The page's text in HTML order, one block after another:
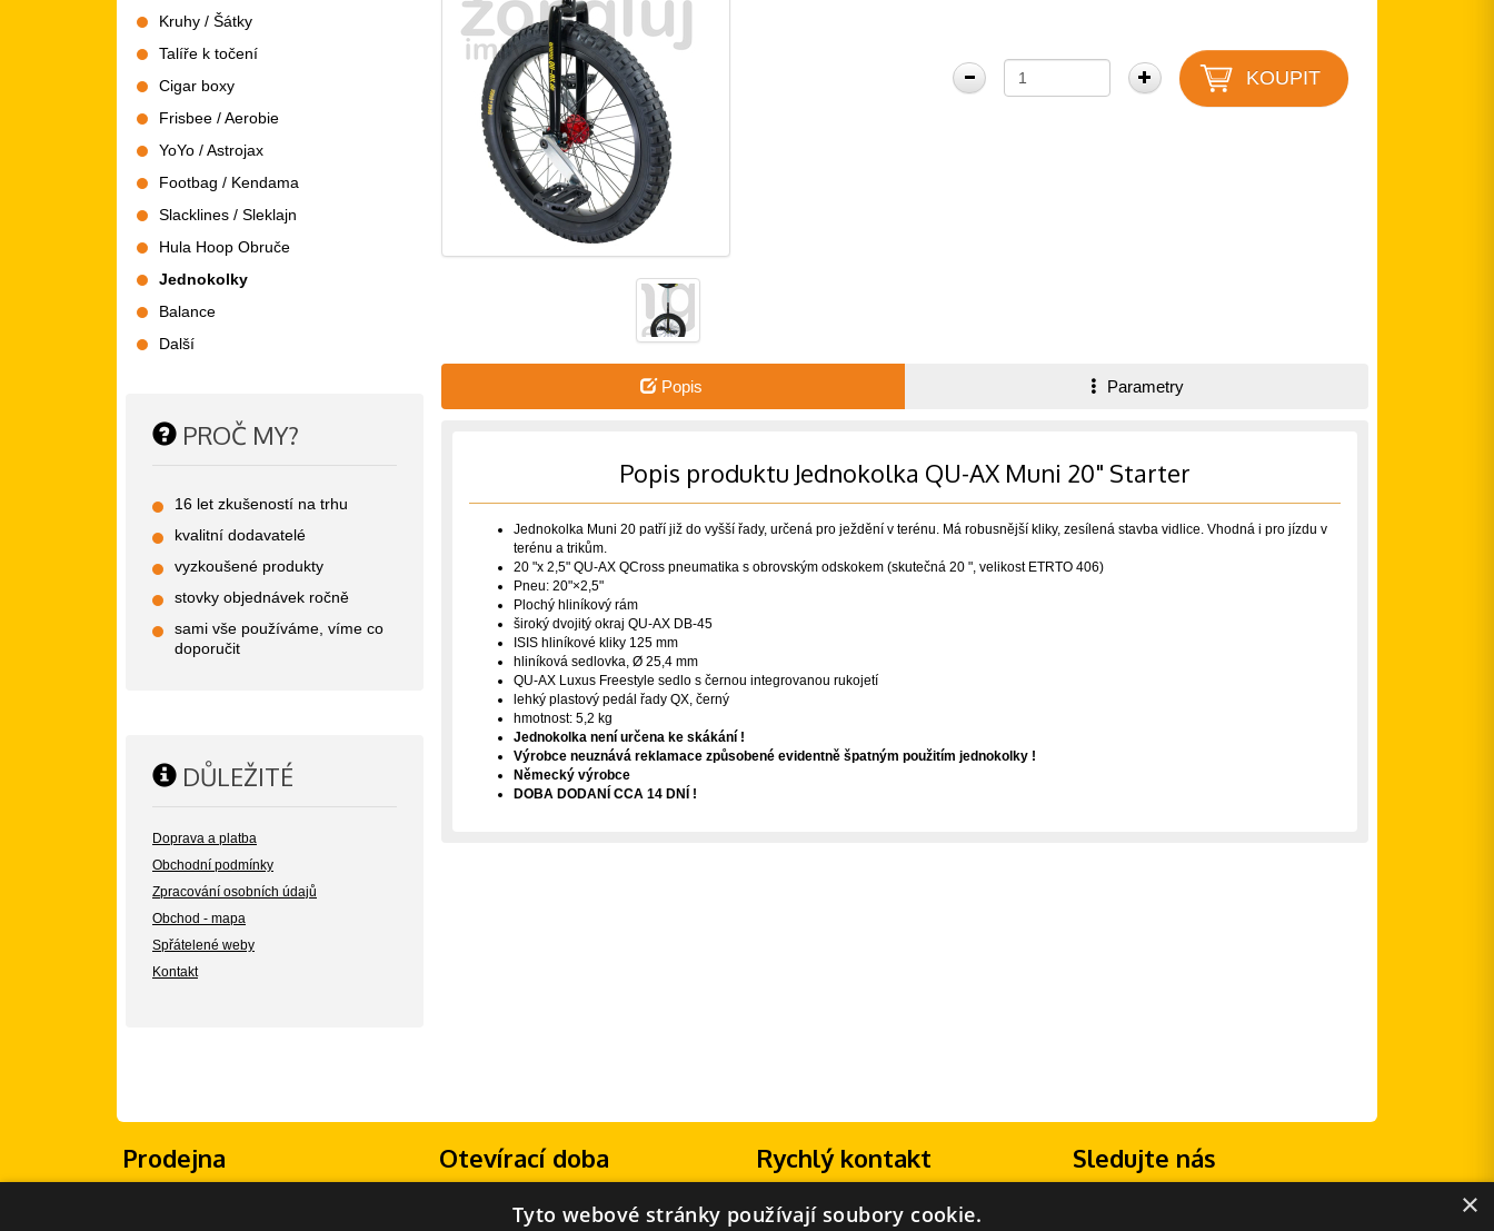
Popis Parametry
Popis produktu Jednokolka QU-AX Muni 20" Starter
Jednokolka Muni 20 patří již do vyšší řady, určená pro ježdění v terénu. Má robusnější kliky, zesílená stavba vidlice. Vhodná i pro jízdu v
terénu a trikům.
20 "x 2,5" QU-AX QCross pneumatika s obrovským odskokem (skutečná 20 ", velikost ETRTO 406)
Pneu: 20"×2,5"
Plochý hliníkový rám
široký dvojitý okraj QU-AX DB-45
ISIS hliníkové kliky 125 mm
hliníková sedlovka, Ø 25,4 mm
QU-AX Luxus Freestyle sedlo s černou integrovanou rukojetí
lehký plastový pedál řady QX, černý
hmotnost: 5,2 kg
Jednokolka není určena ke skákání !
Výrobce neuznává reklamace způsobené evidentně špatným použitím jednokolky !
Německý výrobce
DOBA DODANÍ CCA 14 DNÍ !
Kruhy / Šátky
Talíře k točení
Cigar boxy
Frisbee / Aerobie
YoYo / Astrojax
Footbag / Kendama
Slacklines / Sleklajn
Hula Hoop Obruče
Jednokolky
Balance
Další
PROČ MY?
16 let zkušeností na trhu
kvalitní dodavatelé
vyzkoušené produkty
stovky objednávek ročně
sami vše používáme, víme co
doporučit
DŮLEŽITÉ
Doprava a platba
Obchodní podmínky
Zpracování osobních údajů
Obchod - mapa
Spřátelené weby
Kontakt
Prodejna Otevírací doba
So - Ne: zavřeno
Rychlý kontakt
+420 702 277 133(Po-Pá 8:00-18:00)
Sledujte nás
×
Tyto webové stránky používají soubory cookie.